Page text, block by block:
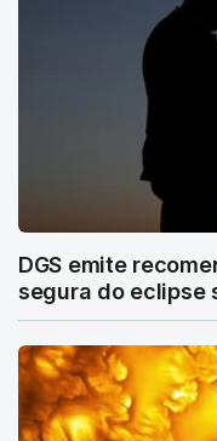
DGS emite
segura do eclipse